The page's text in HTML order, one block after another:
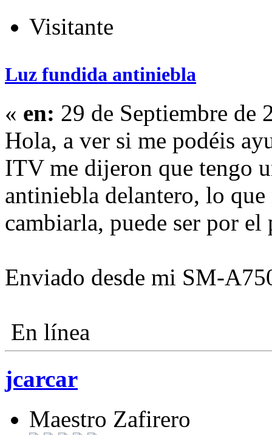
Visitante
Luz fundida antiniebla
« en: 29 de Septiembre de
Hola, a ver si me podéis
ITV me dijeron que tengo
antiniebla delantero, lo que
cambiarla, puede ser por el
Enviado desde mi SM-
En línea
jcarcar
Maestro Zafirero